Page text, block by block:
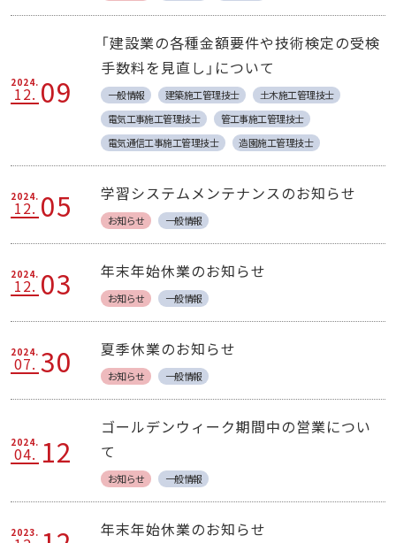
2024.
12. 09
「建設業の各種金額要件や技術検定の受検
手数料を見直し」について
一般情報 建築施工管理技士
土木施工管理技士
電気工事施工管理技士
管工事施工管理技士
電気通信工事施工管理技士
造園施工管理技士
2024.
12. 05 学習システムメンテナンスのお知らせ
お知らせ 一般情報
2024.
12. 03 年末年始休業のお知らせ
お知らせ 一般情報
2024.
07. 30 夏季休業のお知らせ
お知らせ 一般情報
2024.
04. 12
ゴールデンウィーク期間中の営業につい
て
お知らせ 一般情報
2023. 年末年始休業のお知らせ